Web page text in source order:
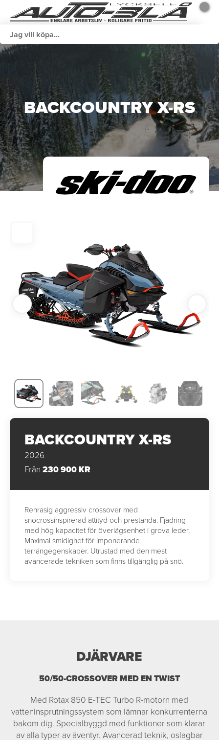
BACKCOUNTRY X-RS
BACKCOUNTRY X-RS
2026
Från230 900 KR
Renrasig aggressiv crossover med
snocrossinspirerad attityd och prestanda. Fjädring
med hög kapacitet för överlägsenhet i grova leder.
Maximal smidighet för imponerande
terrängegenskaper. Utrustad med den mest
avancerade tekniken som finns tillgänglig på snö.
DJÄRVARE
50/50-CROSSOVER MED EN TWIST
Med Rotax 850 E-TEC Turbo R-motorn med
vatteninsprutningssystem som lämnar konkurrenterna
bakom dig. Specialbyggd med funktioner som klarar
av alla typer av äventyr. Avancerad teknik, oslagbar